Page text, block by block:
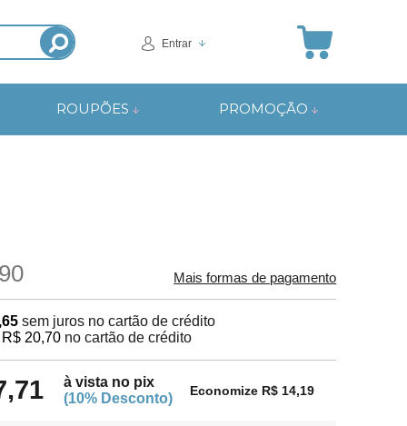
Entrar
ROUPÕES PROMOÇÃO
Mais formas de pagamento
sem juros no cartão de crédito
R$ 20,70 no cartão de crédito
à vista no pix
(10% Desconto)
Economize R$ 14,19